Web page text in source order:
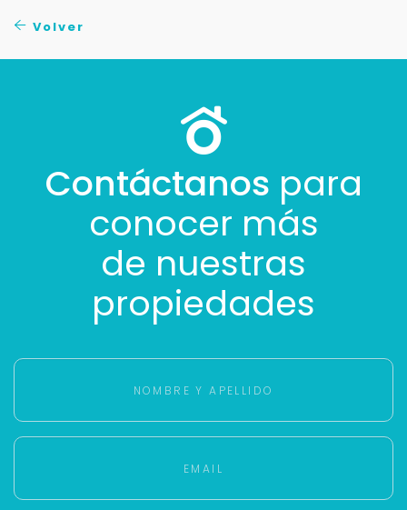
Volver
Contáctanos para
conocer más
de nuestras
propiedades
Continuar por WhatsApp
Cancelar
Buscamos darte la mejor experiencia.
Con estos datos podemos responderte mejor y
más rápido.